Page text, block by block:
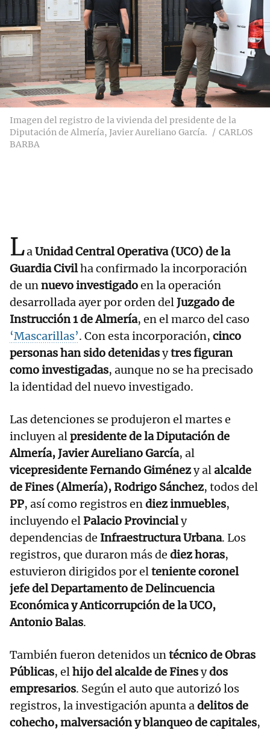
Imagen del registro de la vivienda del presidente de la
Diputación de Almería, Javier Aureliano García.
CARLOS
BARBA
LaUnidad Central Operativa (UCO) de la
Guardia Civilha confirmado la incorporación
de unnuevo investigadoen la operación
desarrollada ayer por orden delJuzgado de
Instrucción 1 de Almería, en el marco del caso
‘Mascarillas’. Con esta incorporación, cinco
personas han sido detenidasytres figuran
como investigadas, aunque no se ha precisado
la identidad del nuevo investigado.
Las detenciones se produjeron el martes e
incluyen alpresidente de la Diputación de
Almería, Javier Aureliano García, al
vicepresidente Fernando Giménezy alalcalde
de Fines (Almería), Rodrigo Sánchez, todos del
PP, así como registros endiez inmuebles,
incluyendo elPalacio Provincialy
dependencias de Infraestructura Urbana. Los
registros, que duraron más de diez horas,
estuvieron dirigidos por elteniente coronel
jefe del Departamento de Delincuencia
Económica y Anticorrupción de la UCO,
Antonio Balas.
También fueron detenidos untécnico de Obras
Públicas, elhijo del alcalde de Finesydos
empresarios. Según el auto que autorizó los
registros, la investigación apunta adelitos de
cohecho, malversación y blanqueo de capitales,